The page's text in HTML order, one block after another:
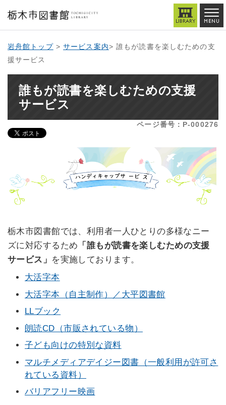
岩舟館トップ>サービス案内> 誰もが読書を楽しむための支
援サービス
誰もが読書を楽しむための支援
サービス
ページ番号：P-000276
栃木市図書館では、利用者一人ひとりの多様なニー
ズに対応するため 「誰もが読書を楽しむための支援
サービス」 を実施しております。
大活字本
大活字本（自主制作）／大平図書館
LLブック
朗読CD（市販されている物）
子ども向けの特別な資料
マルチメディアデイジー図書（一般利用が許可さ
れている資料）
バリアフリー映画